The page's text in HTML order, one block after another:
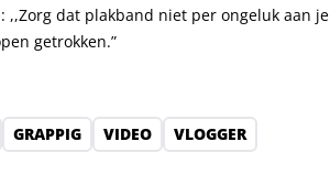
dat plakband niet per ongeluk aan je
getrokken.”
GRAPPIG VIDEO
VLOGGER